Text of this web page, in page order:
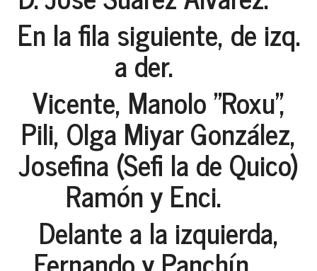
En la fila siguiente, de izq.
a der.
Vicente, Manolo "Roxu",
Pili, Olga Miyar González,
Josefina (Sefi la de Quico)
Ramón y Enci.
Delante a la izquierda,